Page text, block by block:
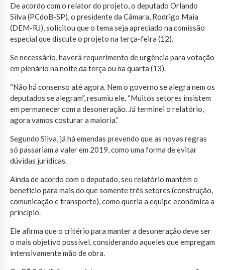
De acordo com o relator do projeto, o deputado Orlando
Silva (PCdoB-SP), o presidente da Câmara, Rodrigo Maia
(DEM-RJ), solicitou que o tema seja apreciado na comissão
especial que discute o projeto na terça-feira (12).
Se necessário, haverá requerimento de urgência para votação
em plenário na noite da terça ou na quarta (13).
“Não há consenso até agora. Nem o governo se alegra nem os
deputados se alegram”, resumiu ele. “Muitos setores insistem
em permanecer com a desoneração. Já terminei o relatório,
agora vamos costurar a maioria.”
Segundo Silva, já há emendas prevendo que as novas regras
só passariam a valer em 2019, como uma forma de evitar
dúvidas jurídicas.
Ainda de acordo com o deputado, seu relatório mantém o
benefício para mais do que somente três setores (construção,
comunicação e transporte), como queria a equipe econômica a
princípio.
Ele afirma que o critério para manter a desoneração deve ser
o mais objetivo possível, considerando aqueles que empregam
intensivamente mão de obra.